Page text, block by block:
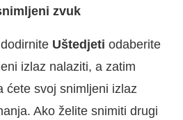
zvuk
Uštedjeti odaberite
izlaz nalaziti, a zatim
ćete svoj snimljeni izlaz
Ako želite snimiti drugi